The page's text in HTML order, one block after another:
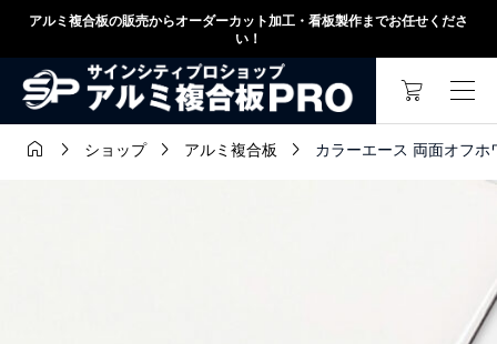
アルミ複合板の販売からオーダーカット加工・看板製作までお任せくださ
い！
  ショップ  アルミ複合板  カラーエース 両面オフ